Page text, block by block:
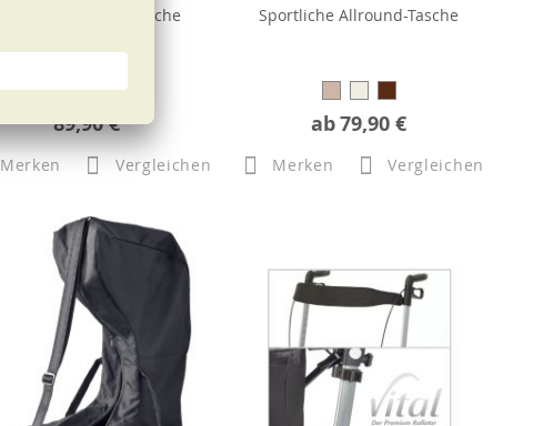
Elegante Allround-Tasche
89,90 €
Merken Vergleichen
Sportliche Allround-Tasche
ab79,90 €
Merken Vergleichen